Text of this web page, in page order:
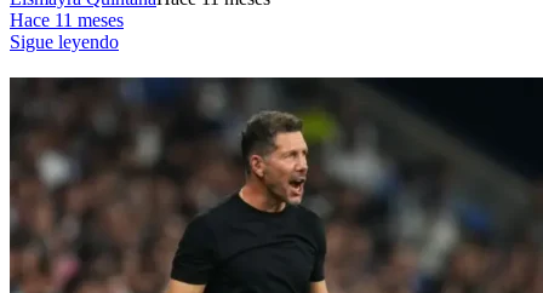
Hace 11 meses
Sigue leyendo